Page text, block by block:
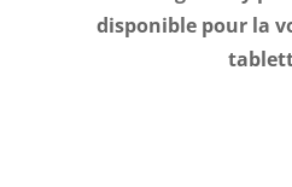
disponible pour la